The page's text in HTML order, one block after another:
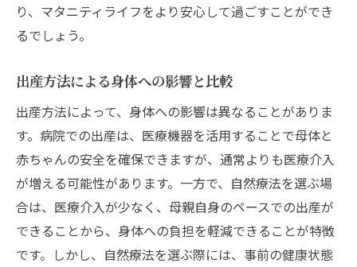
り、マタニティライフをより安心して過ごすことができ
るでしょう。
出産方法による身体への影響と比較
出産方法によって、身体への影響は異なることがありま
す。病院での出産は、医療機器を活用することで母体と
赤ちゃんの安全を確保できますが、通常よりも医療介入
が増える可能性があります。一方で、自然療法を選ぶ場
合は、医療介入が少なく、母親自身のペースでの出産が
できることから、身体への負担を軽減できることが特徴
です。しかし、自然療法を選ぶ際には、事前の健康状態